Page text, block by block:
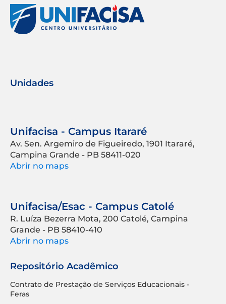
Unidades
Unifacisa - Campus Itararé
Av. Sen. Argemiro de Figueiredo, 1901 Itararé,
Campina Grande - PB 58411-020
Abrir no maps
Unifacisa/Esac - Campus Catolé
R. Luíza Bezerra Mota, 200 Catolé, Campina
Grande - PB 58410-410
Abrir no maps
Repositório Acadêmico
Contrato de Prestação de Serviços Educacionais -
Feras